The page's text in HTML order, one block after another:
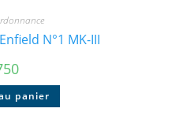
panier